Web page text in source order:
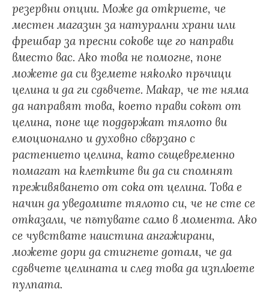
резервни опции. Може да откриете, че
местен магазин за натурални храни или
фрешбар за пресни сокове ще го направи
вместо вас. Ако това не помогне, поне
можете да си вземете няколко пръчици
целина и да ги сдъвчете. Макар, че те няма
да направят това, което прави сокът от
целина, поне ще поддържат тялото ви
емоционално и духовно свързано с
растението целина, като същевременно
помагат на клетките ви да си спомнят
преживяването от сока от целина. Това е
начин да уведомите тялото си, че не сте се
отказали, че пътувате само в момента. Ако
се чувствате наистина ангажирани,
можете дори да стигнете дотам, че да
сдъвчете целината и след това да изплюете
пулпата.